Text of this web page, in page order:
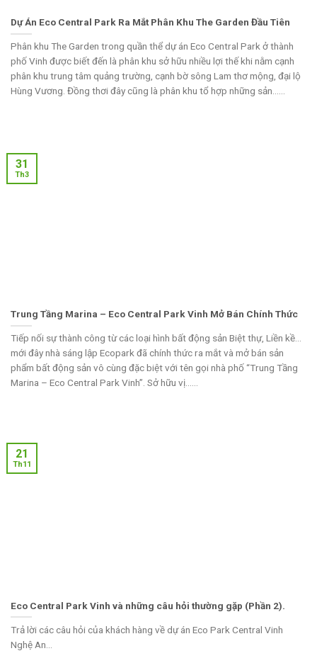
Dự Án Eco Central Park Ra Mắt Phân Khu The Garden Đầu Tiên
Phân khu The Garden trong quần thể dự án Eco Central Park ở thành
phố Vinh được biết đến là phân khu sở hữu nhiều lợi thế khi nằm cạnh
phân khu trung tâm quảng trường, cạnh bờ sông Lam thơ mộng, đại lộ
Hùng Vương. Đồng thơi đây cũng là phân khu tổ hợp những sản......
Trung Tầng Marina – Eco Central Park Vinh Mở Bán Chính Thức
Tiếp nối sự thành công từ các loại hình bất động sản Biệt thự, Liền kề…
mới đây nhà sáng lập Ecopark đã chính thức ra mắt và mở bán sản
phẩm bất động sản vô cùng đặc biệt với tên gọi nhà phố “Trung Tầng
Marina – Eco Central Park Vinh”. Sở hữu vị......
31
Th3
Eco Central Park Vinh và những câu hỏi thường gặp (Phần 2).
Trả lời các câu hỏi của khách hàng về dự án Eco Park Central Vinh
Nghệ An...
21
Th11